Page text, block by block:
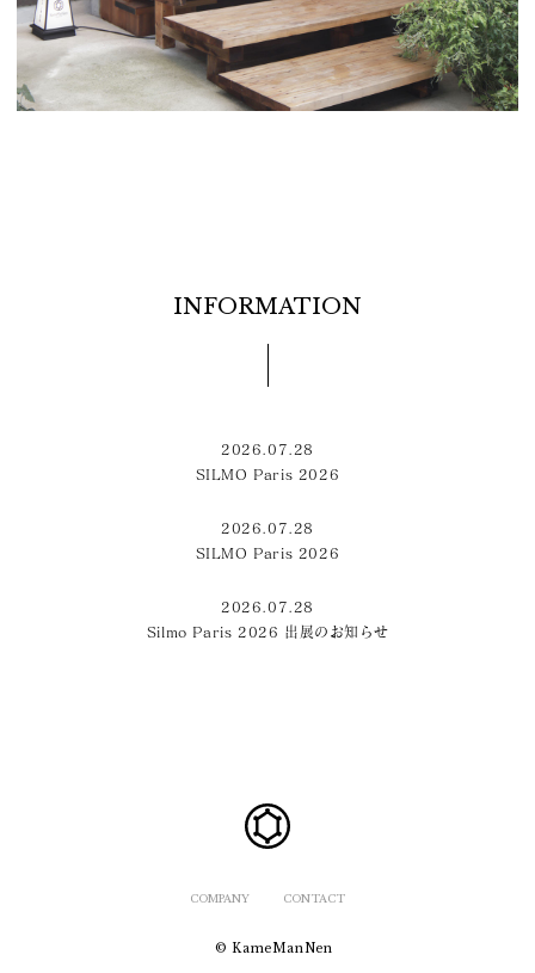
INFORMATION
2026.07.28
SILMO Paris 2026
2026.07.28
SILMO Paris 2026
2026.07.28
Silmo Paris 2026 出展のお知らせ
COMPANY CONTACT
© KameManNen